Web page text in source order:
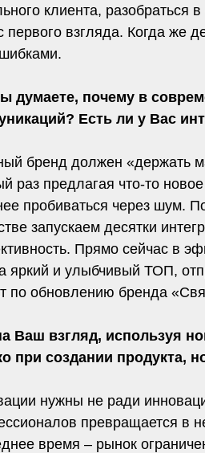
клиента, разобраться
первого взгляда. Когда же
думаете, почему в
Есть ли у Вас
бренд должен «держать
раз предлагая что-то
пробиваться через шум.
запускаем десятки
Прямо сейчас в
яркий и улыбчивый ТОП,
по обновлению бренда
Ваш взгляд, используя
при создании продукта,
нужны не ради
превращается в
время – рынок